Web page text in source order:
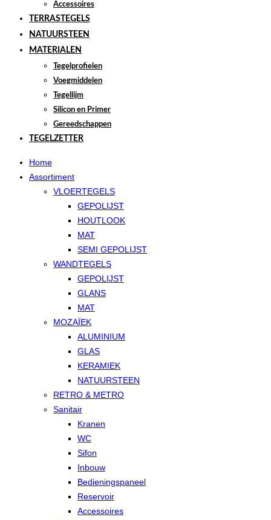
Accessoires
TERRASTEGELS
NATUURSTEEN
MATERIALEN
Tegelprofielen
Voegmiddelen
Tegellijm
Silicon en Primer
Gereedschappen
TEGELZETTER
Home
Assortiment
VLOERTEGELS
GEPOLIJST
HOUTLOOK
MAT
SEMI GEPOLIJST
WANDTEGELS
GEPOLIJST
GLANS
MAT
MOZAÏEK
ALUMINIUM
GLAS
KERAMIEK
NATUURSTEEN
RETRO & METRO
Sanitair
Kranen
WC
Sifon
Inbouw
Bedieningspaneel
Reservoir
Accessoires